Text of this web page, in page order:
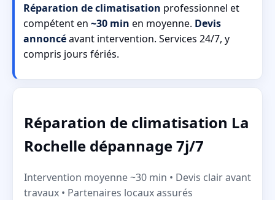
Réparation de climatisation professionnel et
compétent en ~30 min en moyenne. Devis
annoncéavant intervention. Services 24/7, y
compris jours fériés.
Réparation de climatisation La
Rochelle dépannage 7j/7
Intervention moyenne ~30 min • Devis clair avant
travaux • Partenaires locaux assurés